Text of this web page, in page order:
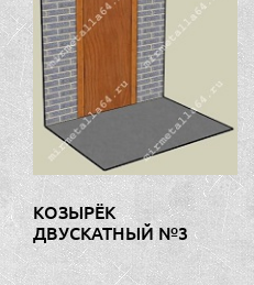
КОЗЫРЁК
ДВУСКАТНЫЙ №3